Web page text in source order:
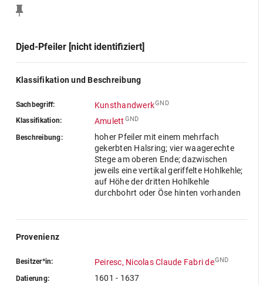
Djed-Pfeiler [nicht identifiziert]
Klassifikation und Beschreibung
Sachbegriff: KunsthandwerkGND
Klassifikation: Amulett GND
Beschreibung:
hoher Pfeiler mit einem mehrfach
gekerbten Halsring; vier waagerechte
Stege am oberen Ende; dazwischen
jeweils eine vertikal geriffelte Hohlkehle;
auf Höhe der dritten Hohlkehle
durchbohrt oder Öse hinten vorhanden
Provenienz
Besitzer*in: Peiresc, Nicolas Claude Fabri deGND
Datierung: 1601 - 1637